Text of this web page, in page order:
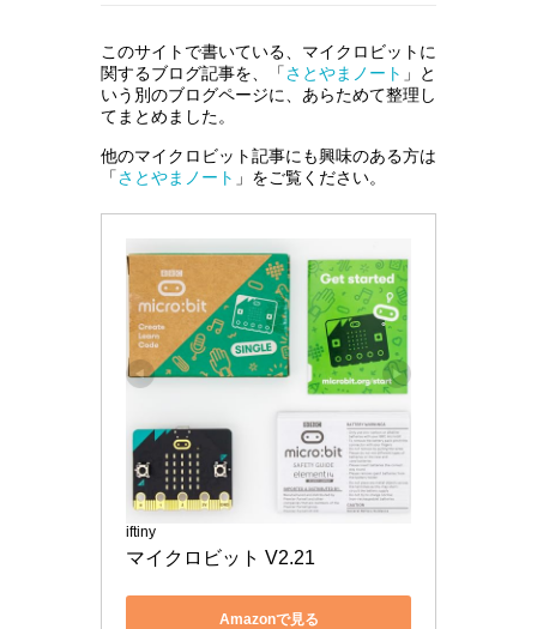
このサイトで書いている、マイクロビットに
関するブログ記事を、「さとやまノート 」と
いう別のブログページに、あらためて整理し
てまとめました。
他のマイクロビット記事にも興味のある方は
「さとやまノート 」をご覧ください。
iftiny
マイクロビット V2.21
Amazonで見る